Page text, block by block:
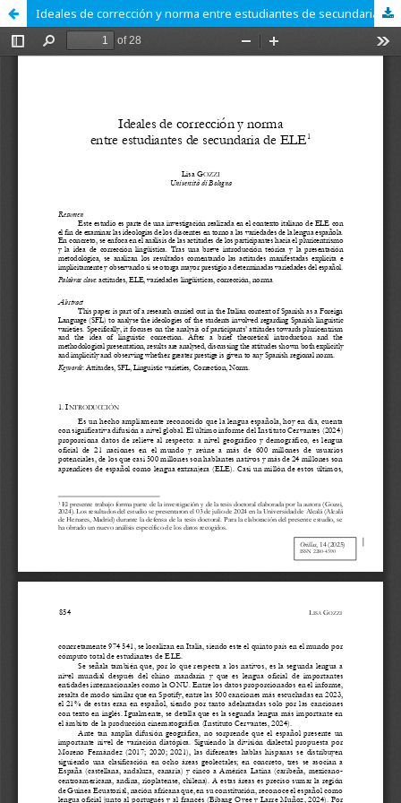
Ideales de corrección y norma entre estudiantes de secundaria de ELE